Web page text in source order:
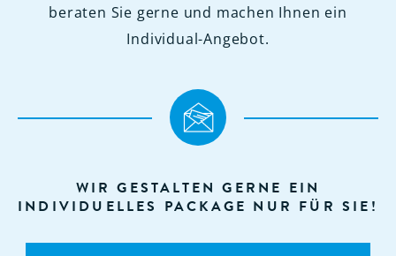
beraten Sie gerne und machen Ihnen ein
Individual-Angebot.
WIR GESTALTEN GERNE EIN
INDIVIDUELLES PACKAGE NUR FÜR SIE!